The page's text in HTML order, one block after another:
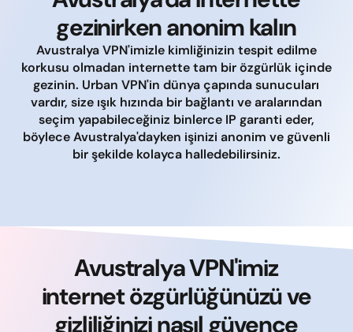
gezinirken anonim kalın
Avustralya VPN'imizle kimliğinizin tespit edilme
korkusu olmadan internette tam bir özgürlük içinde
gezinin. Urban VPN'in dünya çapında sunucuları
vardır, size ışık hızında bir bağlantı ve aralarından
seçim yapabileceğiniz binlerce IP garanti eder,
böylece Avustralya'dayken işinizi anonim ve güvenli
bir şekilde kolayca halledebilirsiniz.
Avustralya VPN'imiz
internet özgürlüğünüzü ve
gizliliğinizi nasıl güvence